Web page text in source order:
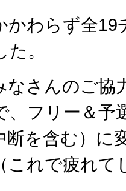
かわらず全
。
なさんのご協
、フリー＆予
断を含む）に
これで疲れ